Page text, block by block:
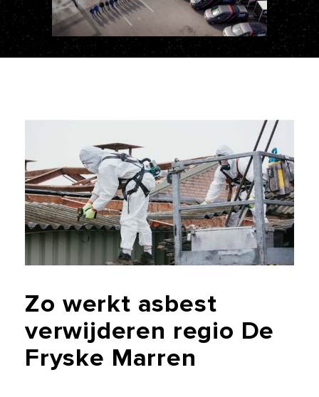
Zo werkt asbest
verwijderen regio De
Fryske Marren